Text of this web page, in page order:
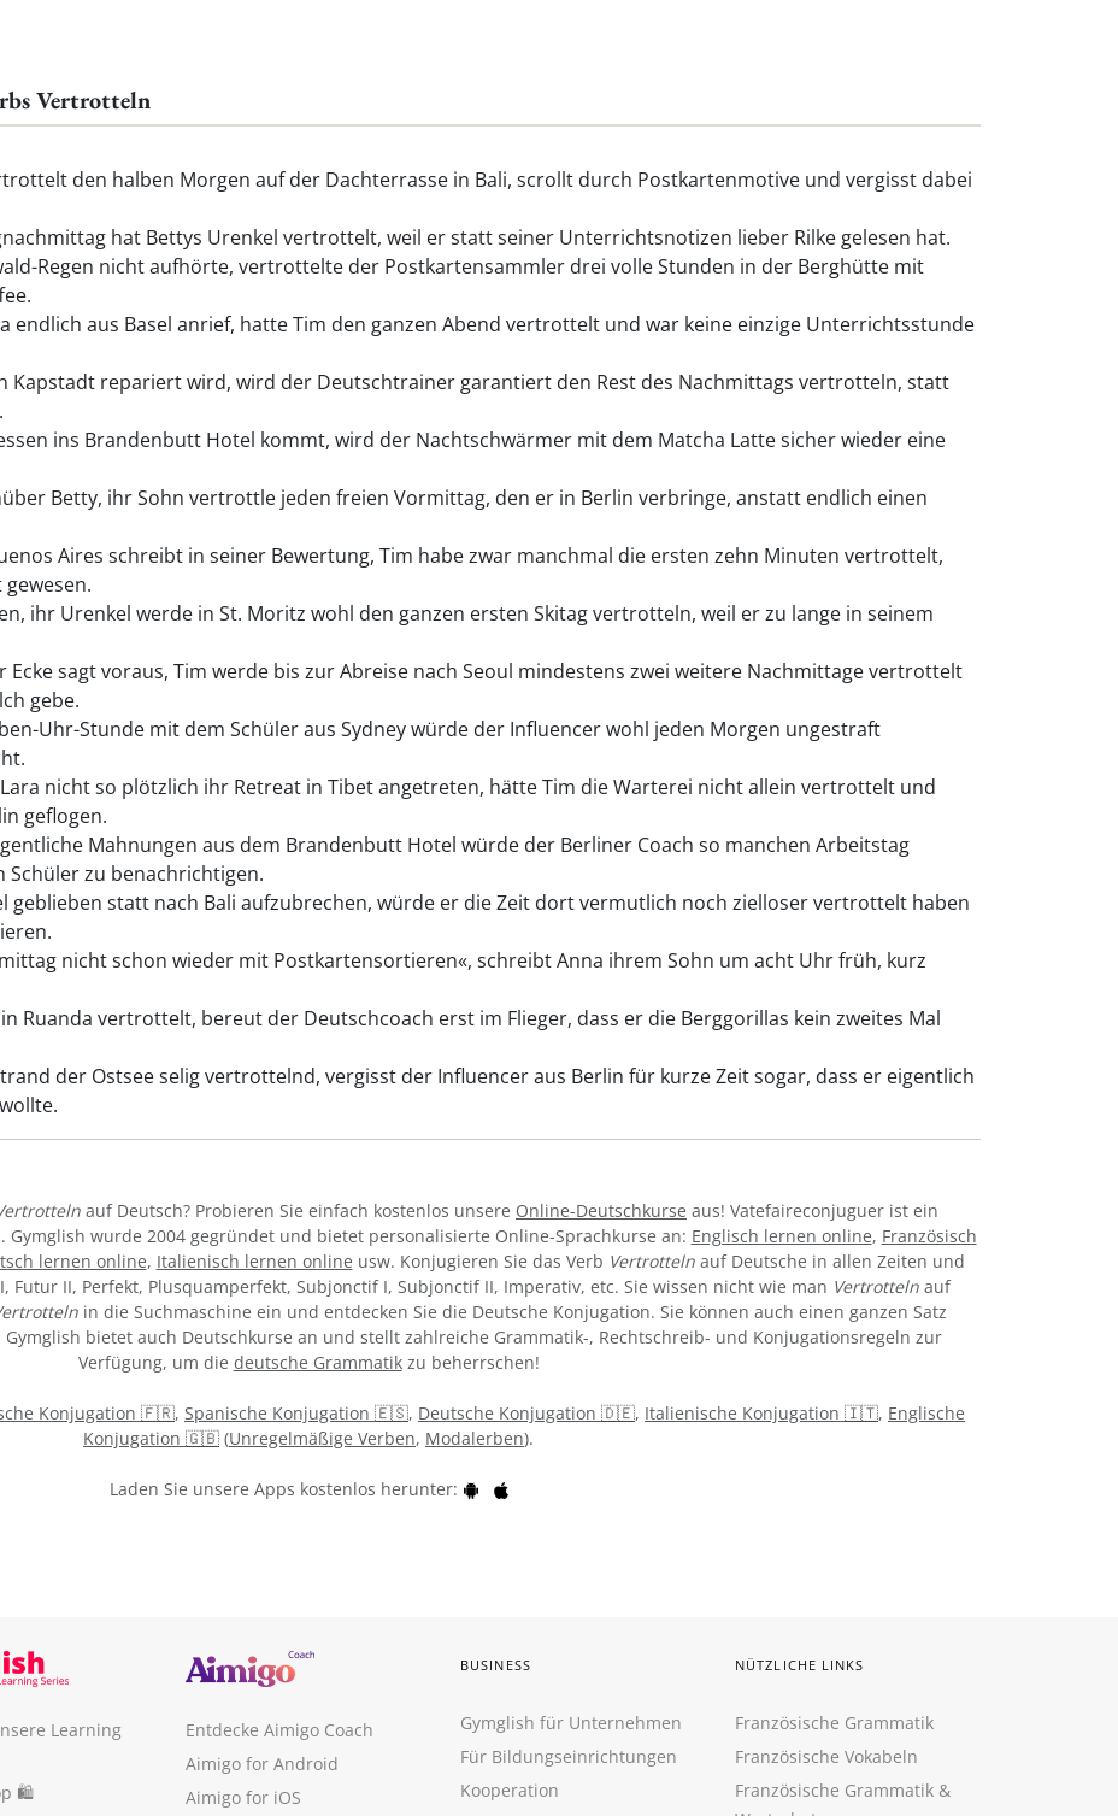
Vertrotteln
den halben Morgen auf der Dachterrasse in Bali, scrollt durch Postkartenmotive und vergisst dabei
hat Bettys Urenkel vertrottelt, weil er statt seiner Unterrichtsnotizen lieber Rilke gelesen hat.
Regen nicht aufhörte, vertrottelte der Postkartensammler drei volle Stunden in der Berghütte mit
endlich aus Basel anrief, hatte Tim den ganzen Abend vertrottelt und war keine einzige Unterrichtsstunde
Kapstadt repariert wird, wird der Deutschtrainer garantiert den Rest des Nachmittags vertrotteln, statt
ins Brandenbutt Hotel kommt, wird der Nachtschwärmer mit dem Matcha Latte sicher wieder eine
Betty, ihr Sohn vertrottle jeden freien Vormittag, den er in Berlin verbringe, anstatt endlich einen
Aires schreibt in seiner Bewertung, Tim habe zwar manchmal die ersten zehn Minuten vertrottelt,
ihr Urenkel werde in St. Moritz wohl den ganzen ersten Skitag vertrotteln, weil er zu lange in seinem
Ecke sagt voraus, Tim werde bis zur Abreise nach Seoul mindestens zwei weitere Nachmittage vertrottelt
gebe.
Uhr-Stunde mit dem Schüler aus Sydney würde der Influencer wohl jeden Morgen ungestraft
nicht so plötzlich ihr Retreat in Tibet angetreten, hätte Tim die Warterei nicht allein vertrottelt und
geflogen.
Mahnungen aus dem Brandenbutt Hotel würde der Berliner Coach so manchen Arbeitstag
zu benachrichtigen.
geblieben statt nach Bali aufzubrechen, würde er die Zeit dort vermutlich noch zielloser vertrottelt haben
nicht schon wieder mit Postkartensortieren«, schreibt Anna ihrem Sohn um acht Uhr früh, kurz
Ruanda vertrottelt, bereut der Deutschcoach erst im Flieger, dass er die Berggorillas kein zweites Mal
der Ostsee selig vertrottelnd, vergisst der Influencer aus Berlin für kurze Zeit sogar, dass er eigentlich
auf Deutsch? Probieren Sie einfach kostenlos unsere Online-Deutschkurse aus! Vatefaireconjuguer ist ein
Gymglish wurde 2004 gegründet und bietet personalisierte Online-Sprachkurse an: Englisch lernen online, Französisch
lernen online, Italienisch lernen online usw. Konjugieren Sie das Verb Vertrottelnauf Deutsche in allen Zeiten und
Futur II, Perfekt, Plusquamperfekt, Subjonctif I, Subjonctif II, Imperativ, etc. Sie wissen nicht wie man Vertrotteln auf
in die Suchmaschine ein und entdecken Sie die Deutsche Konjugation. Sie können auch einen ganzen Satz
Gymglish bietet auch Deutschkurse an und stellt zahlreiche Grammatik-, Rechtschreib- und Konjugationsregeln zur
Verfügung, um die deutsche Grammatikzu beherrschen!
Konjugation 🇫🇷, Spanische Konjugation 🇪🇸, Deutsche Konjugation 🇩🇪, Italienische Konjugation 🇮🇹, Englische
Konjugation 🇬🇧 (Unregelmäßige Verben, Modalerben).
Laden Sie unsere Apps kostenlos herunter:
Learning
🛍
Entdecke Aimigo Coach
Aimigo for Android
Aimigo for iOS
BUSINESS
Gymglish für Unternehmen
Für Bildungseinrichtungen
Kooperation
NÜTZLICHE LINKS
Französische Grammatik
Französische Vokabeln
Französische Grammatik &